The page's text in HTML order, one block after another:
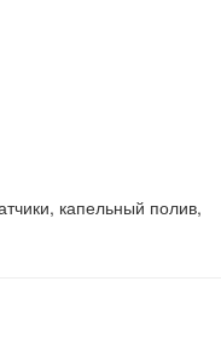
капельный полив,